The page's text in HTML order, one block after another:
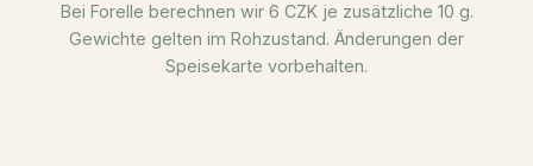
Bei Forelle berechnen wir 6 CZK je zusätzliche 10 g.
Gewichte gelten im Rohzustand. Änderungen der
Speisekarte vorbehalten.